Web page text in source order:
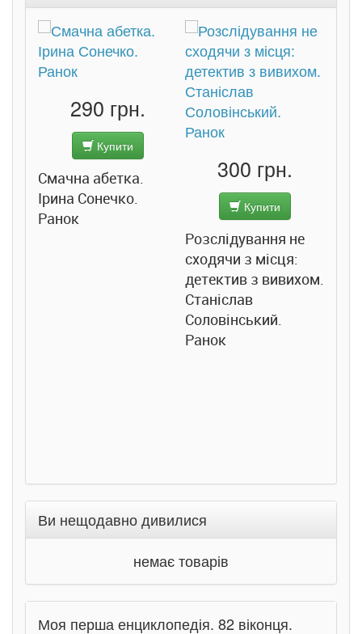
290 грн.
Купити
Смачна абетка.
Ірина Сонечко.
Ранок
300 грн.
Купити
Розслідування не
сходячи з місця:
детектив з вивихом.
Станіслав
Соловінський.
Ранок
Ви нещодавно дивилися
немає товарів
Моя перша енциклопедія. 82 віконця.